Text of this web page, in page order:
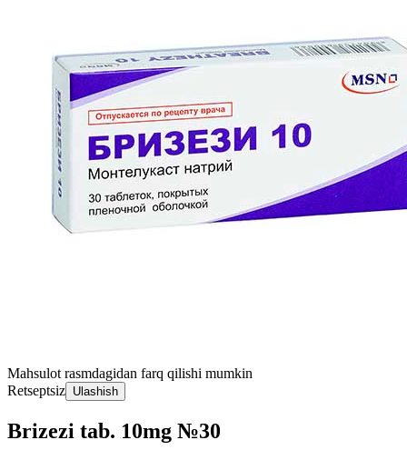
Mahsulot rasmdagidan farq qilishi mumkin
Retseptsiz Ulashish
Brizezi tab. 10mg №30